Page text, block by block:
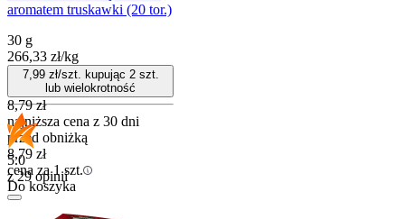
aromatem truskawki (20 tor.)
30 g
266,33 zł/kg
7,99zł/szt. kupując 2szt.
lub wielokrotność
8,79 zł
najniższa cena z 30 dni
przed obniżką
8,79 zł
cena za 1 szt.
Do koszyka
5.0
z 29 opinii